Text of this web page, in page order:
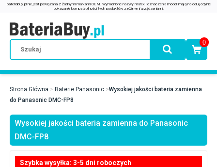
0
Strona Główna Baterie Panasonic
Wysokiej jakości bateria zamienna
do Panasonic DMC-FP8
Wysokiej jakości bateria zamienna do Panasonic
DMC-FP8
Szybka wysyłka: 3-5 dni roboczych